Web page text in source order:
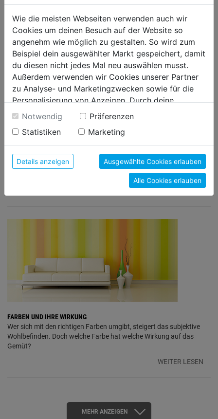
FARB-SHUI - EMOTION DURCH FARBE ERLEBEN
So wie Feng-Shui den Fluss der Energien zum Ziel hat, setzt sich die
Farbpsychologie mit dem Fluss der Emotionen auseinander. Farben
beeinflussen das Empfinden. Doch so unterschiedlich wie die
Menschen selbst sind auch die jeweils bevorzugten Farbwelten.
FARBEN UND IHRE WIRKUNG
Wer sich mit den richtigen Farben umgibt, steigert das subjektive
Wohlbefinden. Doch welche Farbe hat welche Wirkung auf das
Gemüt?
WEITER LESEN
MEHR ANZEIGEN
Wie die meisten Webseiten verwenden auch wir
Cookies um deinen Besuch auf der Website so
angenehm wie möglich zu gestalten. So wird zum
Beispiel dein ausgewählter Markt gespeichert, damit
du diesen nicht jedes Mal neu auswählen musst.
Außerdem verwenden wir Cookies unserer Partner
zu Analyse- und Marketingzwecken sowie für die
Personalisierung von Anzeigen. Durch deine
Einwilligung werden die Daten von Drittanbieter,
unter anderem auch in den USA, verarbeitet.
Durch Klick auf "Alle Cookies erlauben" stimmst du
der Verwendung aller Cookies zu. Unter "Details
anzeigen" findest du alle Infos zu den
unterschiedlichen Cookies, unter "Cookies
Konfigurieren" kannst du auswählen, welche Cookies
du zulassen möchtest und welche nicht.
Datenschutzerklärung.
Notwendig
Präferenzen
Statistiken
Marketing
Details anzeigen Ausgewählte Cookies erlauben
Alle Cookies erlauben